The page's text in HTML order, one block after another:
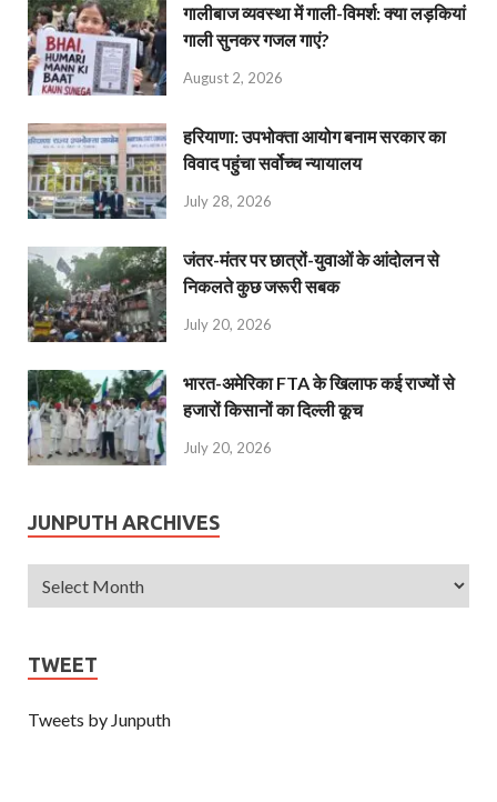
गालीबाज व्‍यवस्‍था में गाली-विमर्श: क्या लड़कियां
गाली सुनकर गजल गाएं?
August 2, 2026
हरियाणा: उपभोक्ता आयोग बनाम सरकार का
विवाद पहुंचा सर्वोच्च न्यायालय
July 28, 2026
जंतर-मंतर पर छात्रों-युवाओं के आंदोलन से
निकलते कुछ जरूरी सबक
July 20, 2026
भारत-अमेरिका FTA के खिलाफ कई राज्यों से
हजारों किसानों का दिल्ली कूच
July 20, 2026
JUNPUTH ARCHIVES
TWEET
Tweets by Junputh